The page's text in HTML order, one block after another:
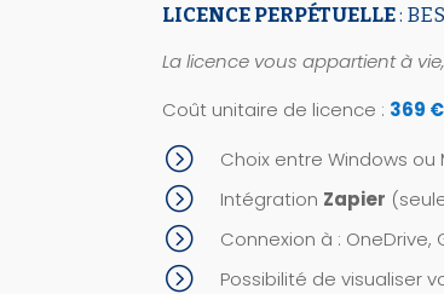
LICENCE PERPÉTUELLE:
La licence vous appartient à
Coût unitaire de licence : 369
= Choix entre Windows ou
= Intégration Zapier
= Connexion à :
= Possibilité de visualiser